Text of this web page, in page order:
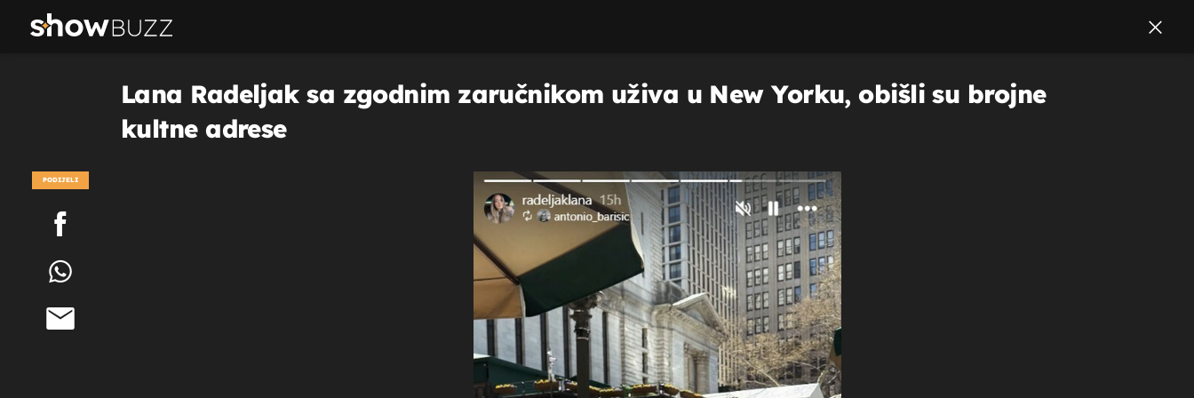
Lana Radeljak sa zgodnim zaručnikom uživa u New Yorku, obišli su brojne
kultne adrese
PODIJELI